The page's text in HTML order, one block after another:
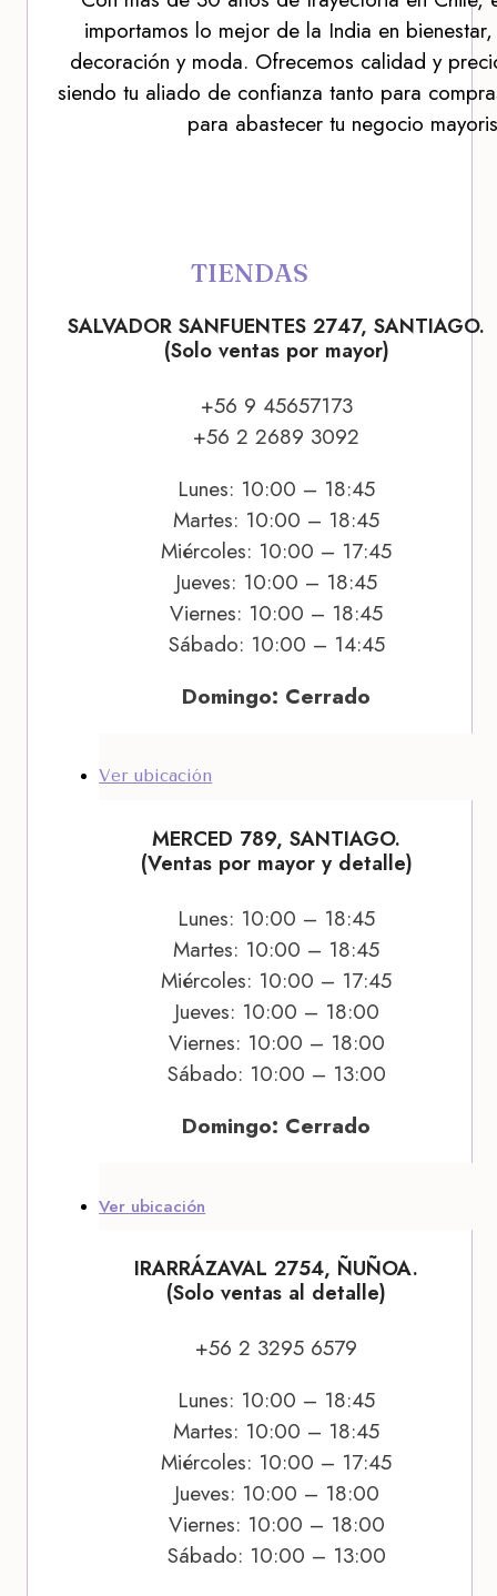
importamos lo mejor de la India en
decoración y moda. Ofrecemos calidad y
siendo tu aliado de confianza tanto para
para abastecer tu negocio
TIENDAS
SALVADOR SANFUENTES 2747, SANTIAGO.
(Solo ventas por mayor)
+56 9 45657173
+56 2 2689 3092
Lunes: 10:00 – 18:45
Martes: 10:00 – 18:45
Miércoles: 10:00 – 17:45
Jueves: 10:00 – 18:45
Viernes: 10:00 – 18:45
Sábado: 10:00 – 14:45
Domingo: Cerrado
Ver ubicación
MERCED 789, SANTIAGO.
(Ventas por mayor y detalle)
Lunes: 10:00 – 18:45
Martes: 10:00 – 18:45
Miércoles: 10:00 – 17:45
Jueves: 10:00 – 18:00
Viernes: 10:00 – 18:00
Sábado: 10:00 – 13:00
Domingo: Cerrado
Ver ubicación
IRARRÁZAVAL 2754, ÑUÑOA.
(Solo ventas al detalle)
+56 2 3295 6579
Lunes: 10:00 – 18:45
Martes: 10:00 – 18:45
Miércoles: 10:00 – 17:45
Jueves: 10:00 – 18:00
Viernes: 10:00 – 18:00
Sábado: 10:00 – 13:00